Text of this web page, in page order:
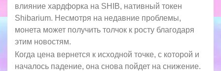
влияние хардфорка на SHIB, нативный токен
Shibarium. Несмотря на недавние проблемы,
монета может получить толчок к росту благодаря
этим новостям.
Когда цена вернется к исходной точке, с которой и
началось падение, она снова пойдет на снижение.